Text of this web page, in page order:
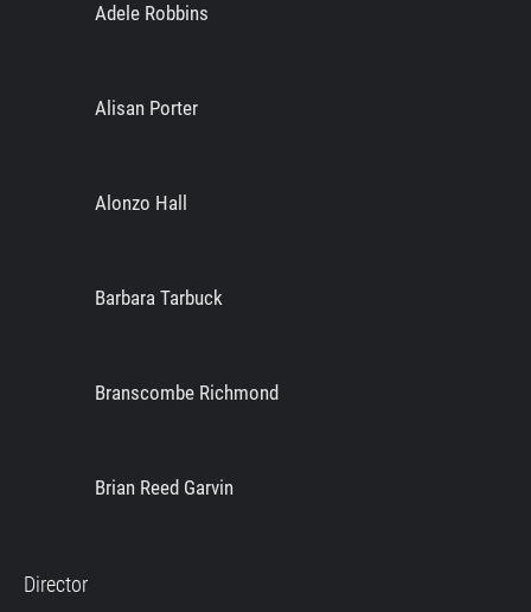
Adele Robbins
Alisan Porter
Alonzo Hall
Barbara Tarbuck
Branscombe Richmond
Brian Reed Garvin
Director